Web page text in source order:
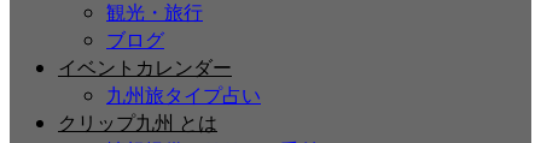
観光・旅行
ブログ
イベントカレンダー
九州旅タイプ占い
クリップ九州 とは